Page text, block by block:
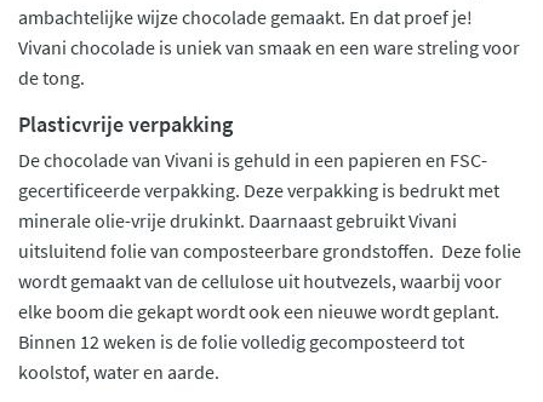
ambachtelijke wijze chocolade gemaakt. En dat proef je!
Vivani chocolade is uniek van smaak en een ware streling voor
de tong.
Plasticvrije verpakking
De chocolade van Vivani is gehuld in een papieren en FSC-
gecertificeerde verpakking. Deze verpakking is bedrukt met
minerale olie-vrije drukinkt. Daarnaast gebruikt Vivani
uitsluitend folie van composteerbare grondstoffen. Deze folie
wordt gemaakt van de cellulose uit houtvezels, waarbij voor
elke boom die gekapt wordt ook een nieuwe wordt geplant.
Binnen 12 weken is de folie volledig gecomposteerd tot
koolstof, water en aarde.